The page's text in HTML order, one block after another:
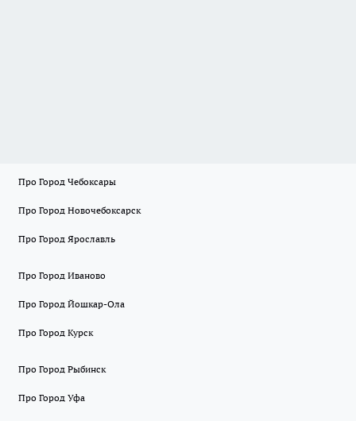
Про Город Чебоксары
Про Город Новочебоксарск
Про Город Ярославль
Про Город Иваново
Про Город Йошкар-Ола
Про Город Курск
Про Город Рыбинск
Про Город Уфа